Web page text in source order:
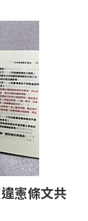
憲條文共